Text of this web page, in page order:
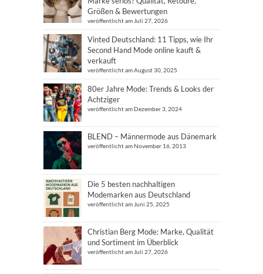
Größen & Bewertungen
veröffentlicht am Juli 27, 2026
Vinted Deutschland: 11 Tipps, wie Ihr
Second Hand Mode online kauft &
verkauft
veröffentlicht am August 30, 2025
80er Jahre Mode: Trends & Looks der
Achtziger
veröffentlicht am Dezember 3, 2024
BLEND – Männermode aus Dänemark
veröffentlicht am November 16, 2013
Die 5 besten nachhaltigen
Modemarken aus Deutschland
veröffentlicht am Juni 25, 2025
Christian Berg Mode: Marke, Qualität
und Sortiment im Überblick
veröffentlicht am Juli 27, 2026